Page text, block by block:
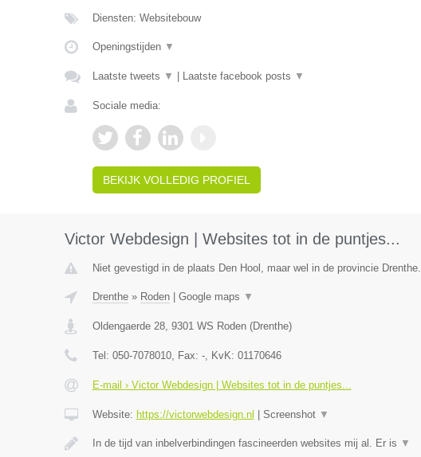
Diensten: Websitebouw
Openingstijden ▼
Laatste tweets ▼ Laatste facebook posts ▼
Sociale media:
BEKIJK VOLLEDIG PROFIEL
Victor Webdesign | Websites tot in de puntjes...
Niet gevestigd in de plaats Den Hool, maar wel in de provincie Drenthe.
Drenthe» Roden| Google maps ▼
Oldengaerde 28, 9301 WS Roden(Drenthe)
Tel: 050-7078010, Fax: -, KvK: 01170646
E-mail › Victor Webdesign | Websites tot in de puntjes...
Website: https://victorwebdesign.nl Screenshot ▼
In de tijd van inbelverbindingen fascineerden websites mij al. Er is ▼